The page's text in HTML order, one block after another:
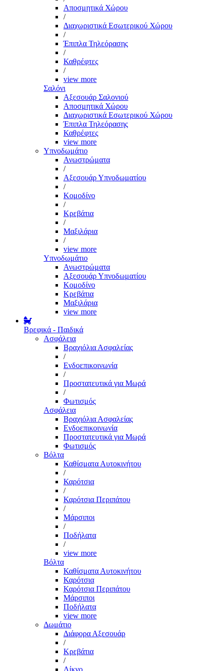
Αποσμητικά Χώρου
/
Διαχωριστικά Εσωτερικού Χώρου
/
Έπιπλα Τηλεόρασης
/
Καθρέφτες
/
view more
Σαλόνι
Αξεσουάρ Σαλονιού
Αποσμητικά Χώρου
Διαχωριστικά Εσωτερικού Χώρου
Έπιπλα Τηλεόρασης
Καθρέφτες
view more
Υπνοδωμάτιο
Ανωστρώματα
/
Αξεσουάρ Υπνοδωματίου
/
Κομοδίνο
/
Κρεβάτια
/
Μαξιλάρια
/
view more
Υπνοδωμάτιο
Ανωστρώματα
Αξεσουάρ Υπνοδωματίου
Κομοδίνο
Κρεβάτια
Μαξιλάρια
view more
Βρεφικά - Παιδικά
Ασφάλεια
Βραχιόλια Ασφαλείας
/
Ενδοεπικοινωνία
/
Προστατευτικά για Μωρά
/
Φωτισμός
Ασφάλεια
Βραχιόλια Ασφαλείας
Ενδοεπικοινωνία
Προστατευτικά για Μωρά
Φωτισμός
Βόλτα
Καθίσματα Αυτοκινήτου
/
Καρότσια
/
Καρότσια Περιπάτου
/
Μάρσιποι
/
Ποδήλατα
/
view more
Βόλτα
Καθίσματα Αυτοκινήτου
Καρότσια
Καρότσια Περιπάτου
Μάρσιποι
Ποδήλατα
view more
Δωμάτιο
Διάφορα Αξεσουάρ
/
Κρεβάτια
/
Λίκνο